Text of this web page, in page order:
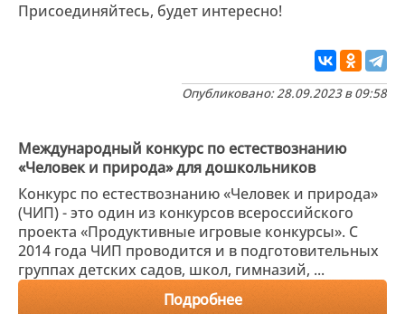
Присоединяйтесь, будет интересно!
Опубликовано: 28.09.2023 в 09:58
Международный конкурс по естествознанию
«Человек и природа» для дошкольников
Конкурс по естествознанию «Человек и природа»
(ЧИП) - это один из конкурсов всероссийского
проекта «Продуктивные игровые конкурсы». С
2014 года ЧИП проводится и в подготовительных
группах детских садов, школ, гимназий, ...
Подробнее